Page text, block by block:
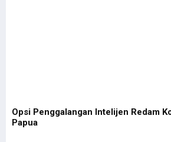
Opsi Penggalangan Intelijen Redam
Papua